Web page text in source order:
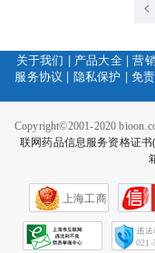
<
关于我们 | 产品大全|营
服务协议 | 隐私保护 |免
Copyright©2001-2020
联网药品信息服务资格证
上海工商
021-